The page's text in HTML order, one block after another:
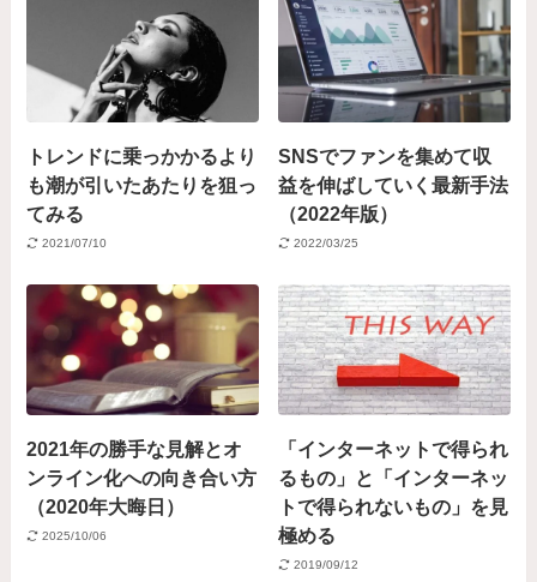
トレンドに乗っかかるより
も潮が引いたあたりを狙っ
てみる
2021/07/10
SNSでファンを集めて収
益を伸ばしていく最新手法
（2022年版）
2022/03/25
2021年の勝手な見解とオ
ンライン化への向き合い方
（2020年大晦日）
2025/10/06
「インターネットで得られ
るもの」と「インターネッ
トで得られないもの」を見
極める
2019/09/12